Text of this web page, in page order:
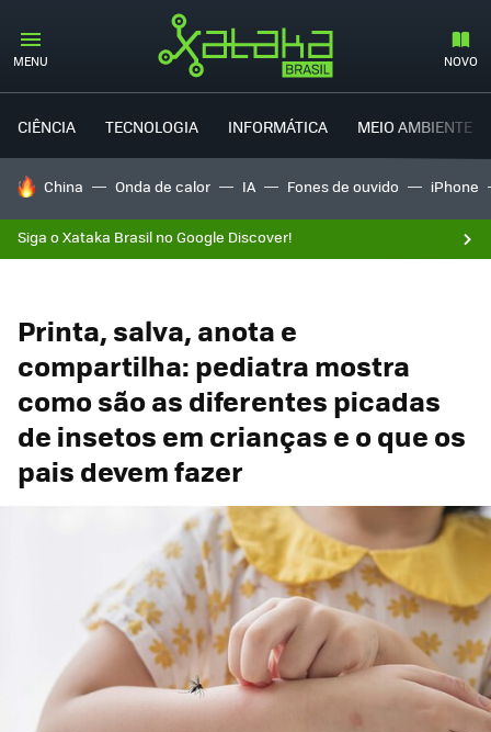
MENU NOVO
CIÊNCIA TECNOLOGIA INFORMÁTICA MEIO AMBIENTE
TENDÊNCIAS DO DIA
China Onda de calor IA Fones de ouvido iPhone
Siga o Xataka Brasil no Google Discover!
Printa, salva, anota e
compartilha: pediatra mostra
como são as diferentes picadas
de insetos em crianças e o que os
pais devem fazer